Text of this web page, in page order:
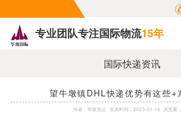
专业团队专注国际物流15年
国际快递资讯
望牛墩镇DHL快递优势有这些+
作者： 华惠货运 发表时间： 2023-01-16 浏览量